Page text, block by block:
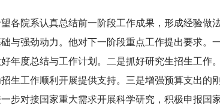
各院系认真总结前一阶段工作成果，形成经验做
与强劲动力。他对下一阶段重点工作提出要求。
年度总结与工作计划。二是抓好研究生招生工作
生工作顺利开展提供支持。三是增强预算支出的
步对接国家重大需求开展科学研究，积极申报国